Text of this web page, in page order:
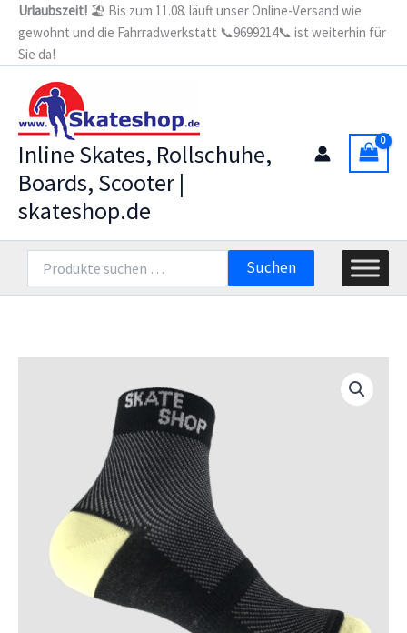
Zum
Inhalt
springen
Urlaubszeit! 🏖️ Bis zum 11.08. läuft unser Online-Versand wie
gewohnt und die Fahrradwerkstatt 📞9699214📞 ist weiterhin für
Sie da!
Inline Skates, Rollschuhe,
Boards, Scooter |
skateshop.de
nach:
Suchen